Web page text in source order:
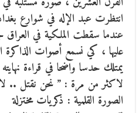
انتظرت عبد الإله في شوارع
عليها ، كي نسمع أصوات
يمتلك حدسا واضحا في قراءة
لاكثر من مرة : ” نحن نقتل ..
الصورة القلمية : ذكريات مختزلة